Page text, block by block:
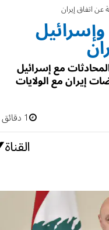
اتفاق إيران
مع إسرائيل
إيران مع الولايات
1 دقائق